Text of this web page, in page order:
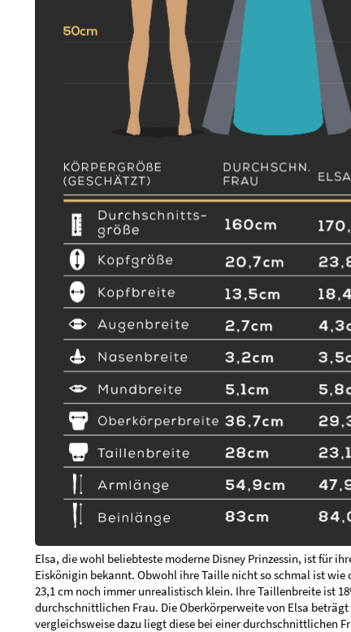
Elsa, die wohl beliebteste moderne Disney Prinzessin, ist für
Eiskönigin bekannt. Obwohl ihre Taille nicht so schmal ist wie
23,1 cm noch immer unrealistisch klein. Ihre Taillenbreite ist
durchschnittlichen Frau. Die Oberkörperweite von Elsa beträgt
vergleichsweise dazu liegt diese bei einer durchschnittlichen